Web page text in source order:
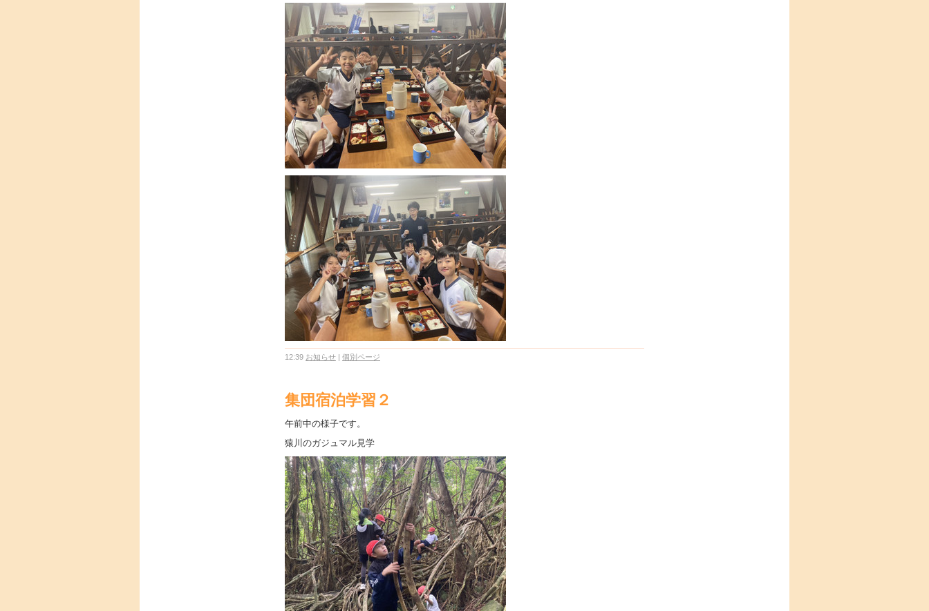
12:39 お知らせ | 個別ページ
集団宿泊学習２
午前中の様子です。
猿川のガジュマル見学